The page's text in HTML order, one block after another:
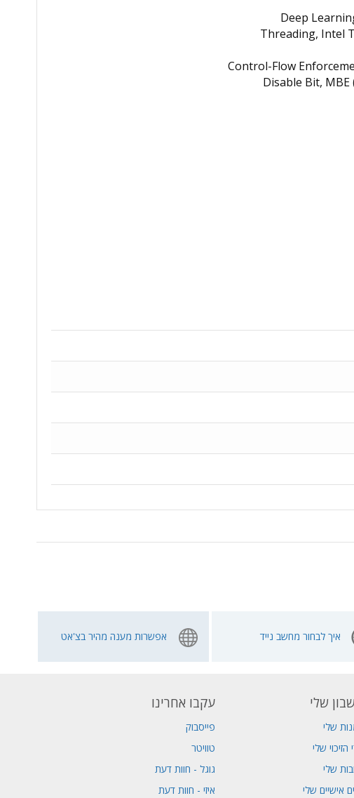
Deep
Threading, Intel
Control-Flow
Disable Bit, MBE
איך לבחור מחשב נייד אפשרות מענה מהיר בצ'אט
שלי
שלי
הזיכוי שלי
שלי
אישיים שלי
עקבו אחרינו
פייסבוק
טוויטר
גוגל - חוות דעת
איזי - חוות דעת